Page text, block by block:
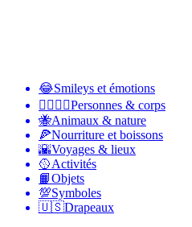
😂Smileys et émotions
👩‍❤️‍💋‍👨Personnes & corps
🐝Animaux & nature
🍕Nourriture et boissons
🌇Voyages & lieux
🥎Activités
📙Objets
💯Symboles
🇺🇸Drapeaux